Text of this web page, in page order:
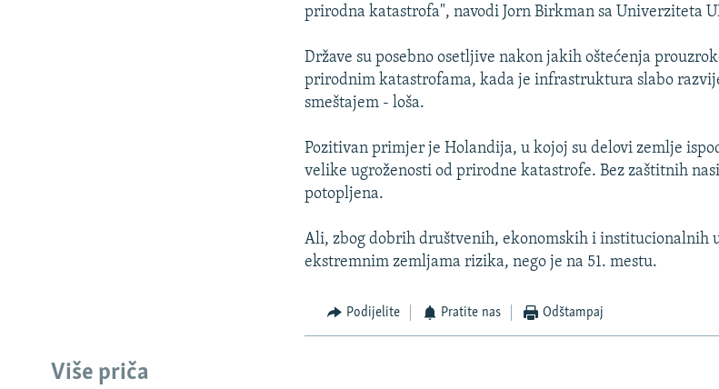
prirodna katastrofa", navodi Jorn Birkman sa Univerziteta
Države su posebno osetljive nakon jakih oštećenja
prirodnim katastrofama, kada je infrastruktura slabo
smeštajem - loša.
Pozitivan primjer je Holandija, u kojoj su delovi zemlje
velike ugroženosti od prirodne katastrofe. Bez zaštitnih
potopljena.
Ali, zbog dobrih društvenih, ekonomskih i institucionalnih
ekstremnim zemljama rizika, nego je na 51. mestu.
Podijelite Pratite nas Odštampaj
Više priča